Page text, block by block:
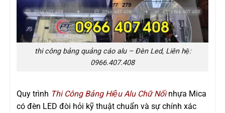
thi công bảng quảng cáo alu – Đèn Led, Liên hệ:
0966.407.408
Quy trình Thi Công Bảng Hiệu Alu Chữ Nổinhựa Mica
có đèn LED đòi hỏi kỹ thuật chuẩn và sự chính xác